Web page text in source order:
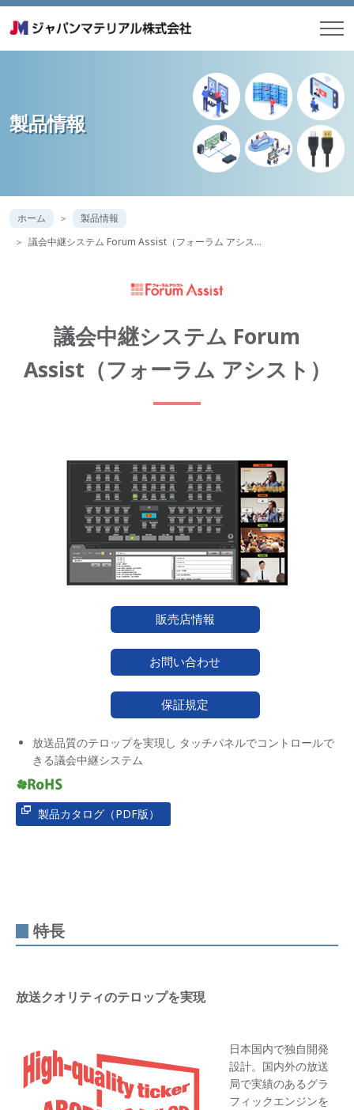
製品情報
ホーム
製品情報
議会中継システム Forum Assist（フォーラム アシス…
議会中継システム Forum
Assist（フォーラム アシスト）
販売店情報
お問い合わせ
保証規定
放送品質のテロップを実現し タッチパネルでコントロールで
きる議会中継システム
製品カタログ（PDF版）
特長
放送クオリティのテロップを実現
日本国内で独自開発
設計。国内外の放送
局で実績のあるグラ
フィックエンジンを